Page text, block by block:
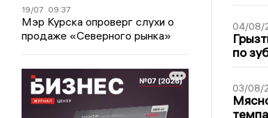
19/07 09:37
Мэр Курска опроверг слухи о
продаже «Северного рынка»
04/08/
по
03/08/